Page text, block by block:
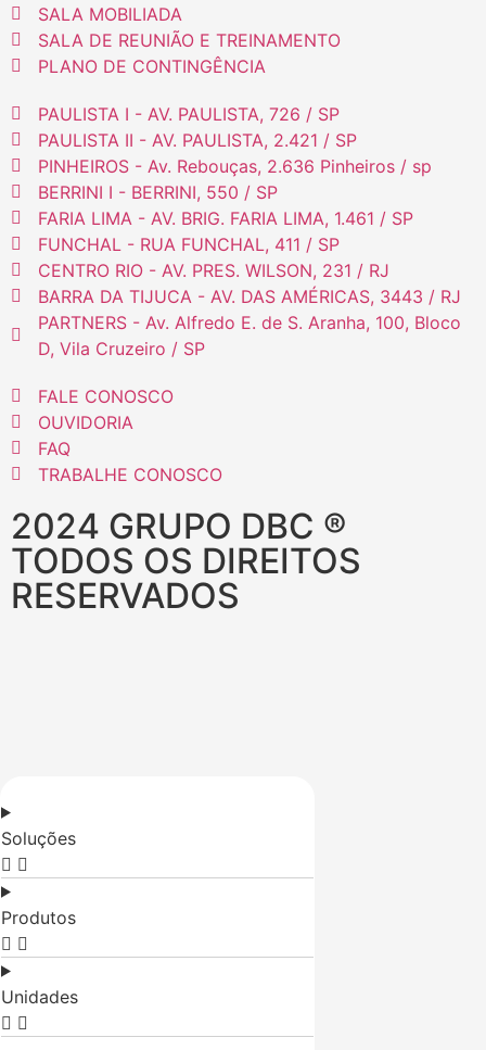
SALA MOBILIADA
SALA DE REUNIÃO E TREINAMENTO
PLANO DE CONTINGÊNCIA
PAULISTA I - AV. PAULISTA, 726 / SP
PAULISTA II - AV. PAULISTA, 2.421 / SP
PINHEIROS - Av. Rebouças, 2.636 Pinheiros / sp
BERRINI I - BERRINI, 550 / SP
FARIA LIMA - AV. BRIG. FARIA LIMA, 1.461 / SP
FUNCHAL - RUA FUNCHAL, 411 / SP
CENTRO RIO - AV. PRES. WILSON, 231 / RJ
BARRA DA TIJUCA - AV. DAS AMÉRICAS, 3443 / RJ
PARTNERS - Av. Alfredo E. de S. Aranha, 100, Bloco
D, Vila Cruzeiro / SP
FALE CONOSCO
OUVIDORIA
FAQ
TRABALHE CONOSCO
2024 GRUPO DBC ®
TODOS OS DIREITOS
RESERVADOS
Soluções
Produtos
Unidades